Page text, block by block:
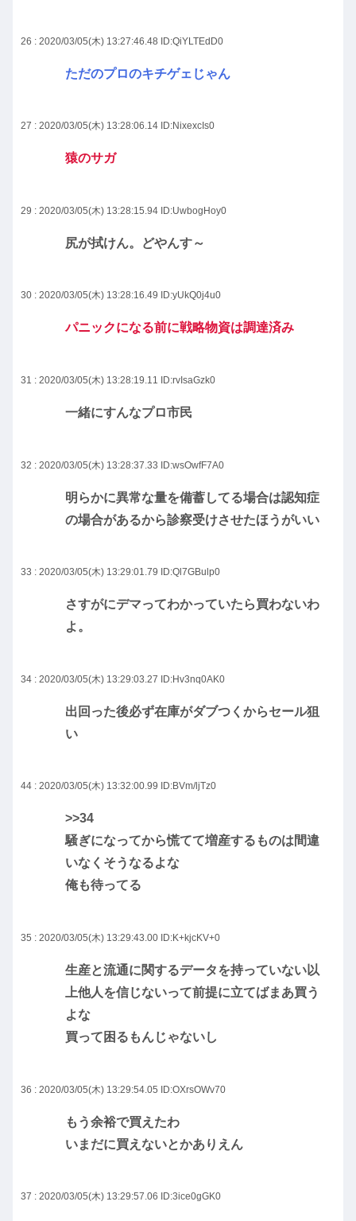
26 : 2020/03/05(木) 13:27:46.48 ID:QiYLTEdD0
ただのプロのキチゲェじゃん
27 : 2020/03/05(木) 13:28:06.14 ID:NixexcIs0
猿のサガ
29 : 2020/03/05(木) 13:28:15.94 ID:UwbogHoy0
尻が拭けん。どやんす～
30 : 2020/03/05(木) 13:28:16.49 ID:yUkQ0j4u0
パニックになる前に戦略物資は調達済み
31 : 2020/03/05(木) 13:28:19.11 ID:rvIsaGzk0
一緒にすんなプロ市民
32 : 2020/03/05(木) 13:28:37.33 ID:wsOwfF7A0
明らかに異常な量を備蓄してる場合は認知症
の場合があるから診察受けさせたほうがいい
33 : 2020/03/05(木) 13:29:01.79 ID:Ql7GBulp0
さすがにデマってわかっていたら買わないわ
よ。
34 : 2020/03/05(木) 13:29:03.27 ID:Hv3nq0AK0
出回った後必ず在庫がダブつくからセール狙
い
44 : 2020/03/05(木) 13:32:00.99 ID:BVm/ljTz0
>>34
騒ぎになってから慌てて増産するものは間違
いなくそうなるよな
俺も待ってる
35 : 2020/03/05(木) 13:29:43.00 ID:K+kjcKV+0
生産と流通に関するデータを持っていない以
上他人を信じないって前提に立てばまあ買う
よな
買って困るもんじゃないし
36 : 2020/03/05(木) 13:29:54.05 ID:OXrsOWv70
もう余裕で買えたわ
いまだに買えないとかありえん
37 : 2020/03/05(木) 13:29:57.06 ID:3ice0gGK0